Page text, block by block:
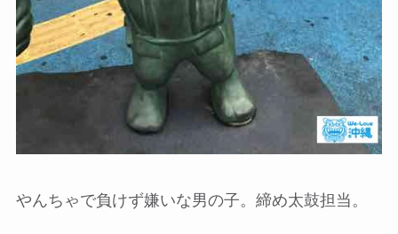
やんちゃで負けず嫌いな男の子。締め太鼓担当。